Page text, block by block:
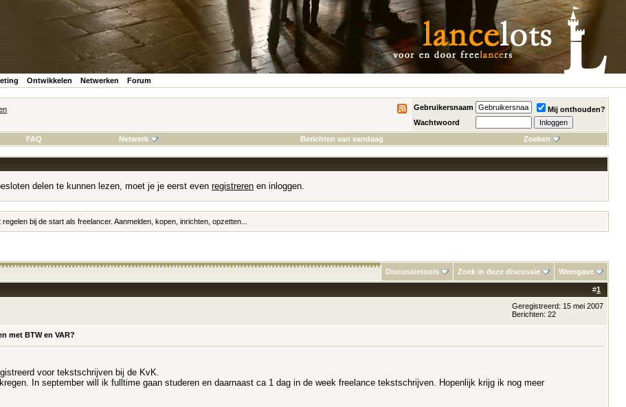
Ontwikkelen Netwerken Forum
Gebruikersnaam
Mij onthouden?
Wachtwoord
FAQ Netwerk Berichten van vandaag Zoeken
delen te kunnen lezen, moet je je eerst even registreren en inloggen.
bij de start als freelancer. Aanmelden, kopen, inrichten, opzetten...
Discussietools Zoek in deze discussie Weergave
#1
Geregistreerd: 15 mei 2007
Berichten: 22
met BTW en VAR?
voor tekstschrijven bij de KvK.
In september will ik fulltime gaan studeren en daarnaast ca 1 dag in de week freelance tekstschrijven. Hopenlijk krijg ik nog meer